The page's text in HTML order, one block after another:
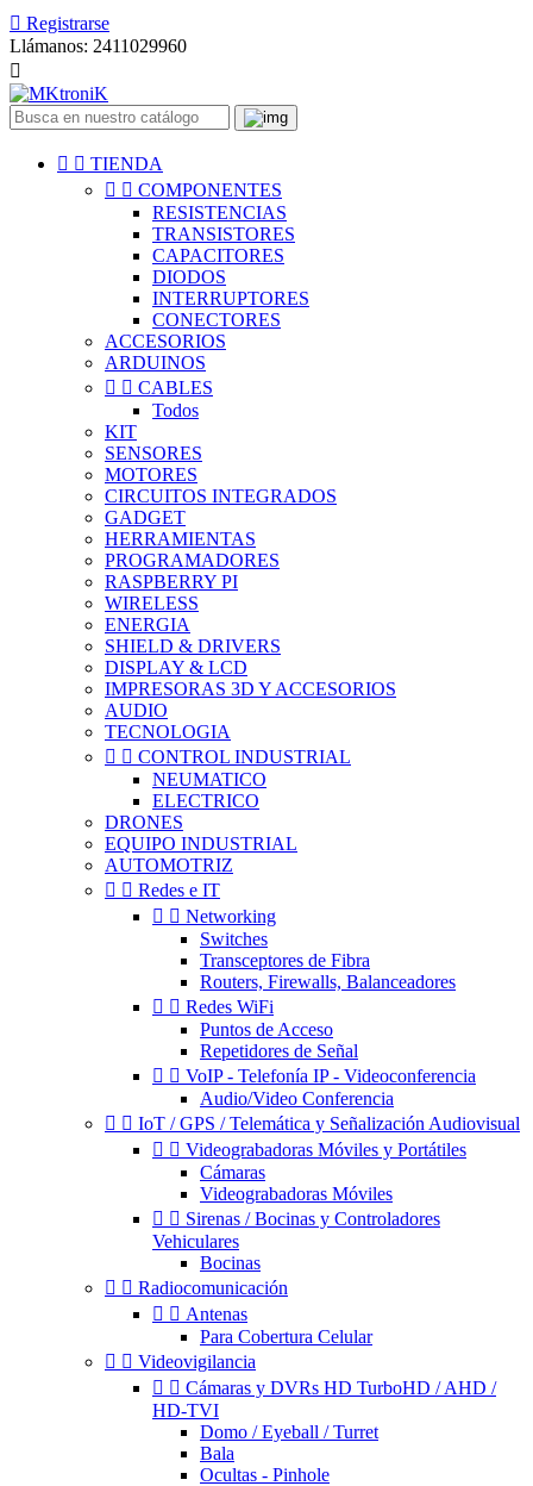
 Registrarse
Llámanos: 2411029960

  TIENDA
  COMPONENTES
RESISTENCIAS
TRANSISTORES
CAPACITORES
DIODOS
INTERRUPTORES
CONECTORES
ACCESORIOS
ARDUINOS
  CABLES
Todos
KIT
SENSORES
MOTORES
CIRCUITOS INTEGRADOS
GADGET
HERRAMIENTAS
PROGRAMADORES
RASPBERRY PI
WIRELESS
ENERGIA
SHIELD & DRIVERS
DISPLAY & LCD
IMPRESORAS 3D Y ACCESORIOS
AUDIO
TECNOLOGIA
  CONTROL INDUSTRIAL
NEUMATICO
ELECTRICO
DRONES
EQUIPO INDUSTRIAL
AUTOMOTRIZ
  Redes e IT
  Networking
Switches
Transceptores de Fibra
Routers, Firewalls, Balanceadores
  Redes WiFi
Puntos de Acceso
Repetidores de Señal
  VoIP - Telefonía IP - Videoconferencia
Audio/Video Conferencia
  IoT / GPS / Telemática y Señalización Audiovisual
  Videograbadoras Móviles y Portátiles
Cámaras
Videograbadoras Móviles
  Sirenas / Bocinas y Controladores
Vehiculares
Bocinas
  Radiocomunicación
  Antenas
Para Cobertura Celular
  Videovigilancia
  Cámaras y DVRs HD TurboHD / AHD /
HD-TVI
Domo / Eyeball / Turret
Bala
Ocultas - Pinhole